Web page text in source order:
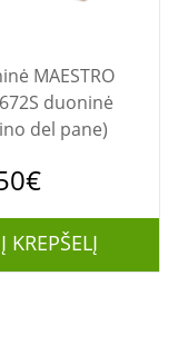
duoninė
del pane)
Į KREPŠELĮ